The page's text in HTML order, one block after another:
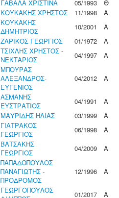
ΓΑΒΑΛΑ ΧΡΙΣΤΙΝΑ 05/1993
Θ
ΚΟΥΚΑΚΗΣ ΧΡΗΣΤΟΣ 11/1998
Α
ΚΟΥΚΑΚΗΣ
ΔΗΜΗΤΡΙΟΣ
10/2001
Α
ΖΑΡΙΚΟΣ ΓΕΩΡΓΙΟΣ 01/1972
Α
ΤΣΙΧΛΗΣ ΧΡΗΣΤΟΣ -
ΝΕΚΤΑΡΙΟΣ
04/1997 Α
ΜΠΟΥΡΑΣ
ΑΛΕΞΑΝΔΡΟΣ-
ΕΥΓΕΝΙΟΣ
04/2012 Α
ΑΣΜΑΝΗΣ
ΕΥΣΤΡΑΤΙΟΣ
04/1991
Α
ΜΑΥΡΙΔΗΣ ΗΛΙΑΣ 03/1999
Α
ΓΙΑΤΡΑΚΟΣ
ΓΕΩΡΓΙΟΣ
06/1998
Α
ΒΑΤΣΑΚΗΣ
ΓΕΩΡΓΙΟΣ
04/2009 Α
ΠΑΠΑΔΟΠΟΥΛΟΣ
ΠΑΝΑΓΙΩΤΗΣ -
ΠΡΟΔΡΟΜΟΣ
12/1996 Α
ΓΕΩΡΓΟΠΟΥΛΟΣ
01/2017 Α